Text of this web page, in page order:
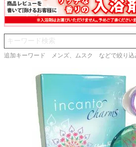
追加キーワード メンズ、ムスク などで絞り込